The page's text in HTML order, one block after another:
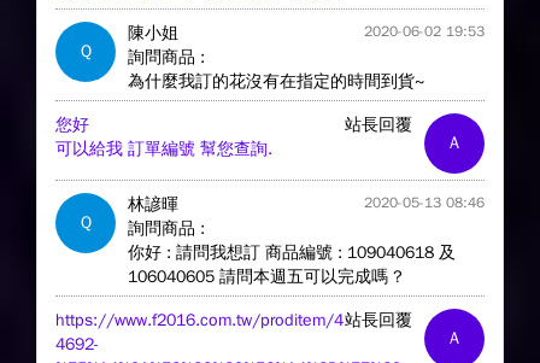
Q
陳小姐 2020-06-02 19:53
詢問商品 :
為什麼我訂的花沒有在指定的時間到貨~
A
站長回覆
您好
可以給我 訂單編號 幫您查詢.
Q
林諺暉 2020-05-13 08:46
詢問商品 :
你好 : 請問我想訂 商品編號 : 109040618 及
106040605 請問本週五可以完成嗎 ?
A
站長回覆
https://www.f2016.com.tw/proditem/4
4692-